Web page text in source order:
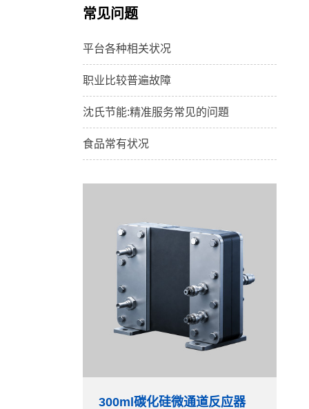
常见问题
平台各种相关状况
职业比较普遍故障
沈氏节能:精准服务常见的问題
食品常有状况
300ml碳化硅微通道反应器